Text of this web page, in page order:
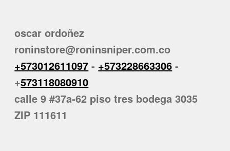
oscar ordoñez
roninstore@roninsniper.com.co
+573012611097 - +573228663306 -
+573118080910
calle 9 #37a-62 piso tres bodega 3035
ZIP 111611